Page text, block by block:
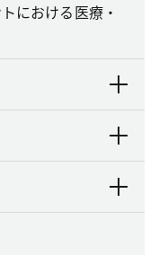
における医療・